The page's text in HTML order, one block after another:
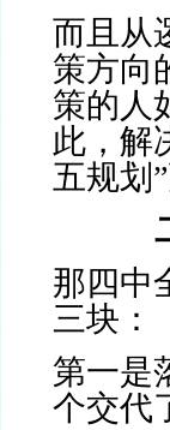
而且从
策方向
策的人
此，解
五规划
那四中
三块：
第一是
个交代